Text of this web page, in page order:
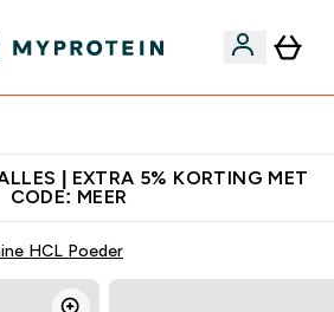
| EXTRA 5% KORTING MET
CODE: MEER
HCL Poeder